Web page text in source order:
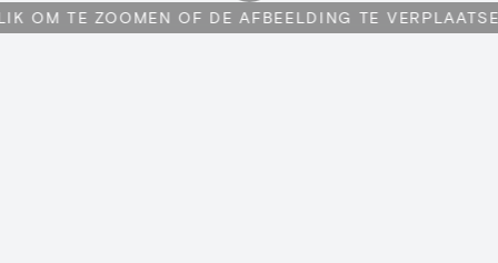
OM TE ZOOMEN OF DE AFBEELDING TE